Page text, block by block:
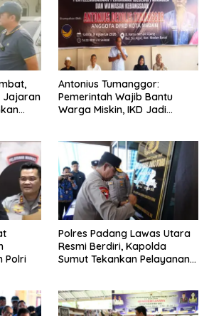
Jajaran
Antonius Tumanggor:
Pemerintah Wajib Bantu
Warga Miskin, IKD Jadi
Polri
Polres Padang Lawas Utara
Resmi Berdiri, Kapolda
Sumut Tekankan Pelayanan